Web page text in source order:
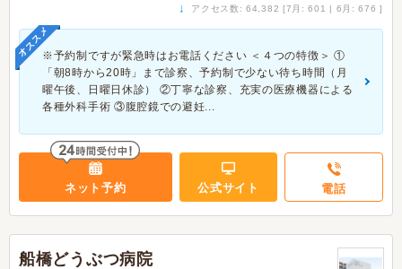
↓ アクセス数: 64,382 [7月: 601 | 6月: 676 ]
オススメ※予約制ですが緊急時はお電話ください ＜４つの特徴＞ ①
「朝8時から20時」まで診察、予約制で少ない待ち時間（月
曜午後、日曜日休診） ②丁寧な診察、充実の医療機器による
各種外科手術 ③腹腔鏡での避妊...
ネット予約 公式サイト 電話
船橋どうぶつ病院